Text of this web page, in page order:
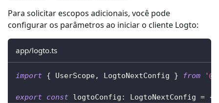
Para solicitar escopos adicionais, você pode
configurar os parâmetros ao iniciar o cliente Logto:
app/logto.ts
import { UserScope, LogtoNextConfig } from
export const logtoConfig : LogtoNextConfig = {